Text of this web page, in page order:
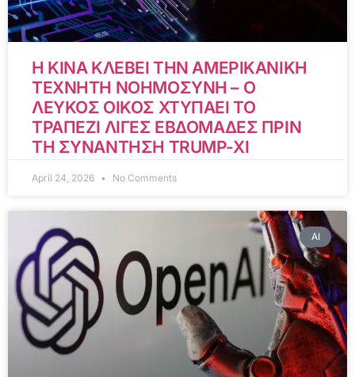
Η ΚΙΝΑ ΚΛΕΒΕΙ ΤΗΝ ΑΜΕΡΙΚΑΝΙΚΗ
ΤΕΧΝΗΤΗ ΝΟΗΜΟΣΥΝΗ – Ο
ΛΕΥΚΟΣ ΟΙΚΟΣ ΧΤΥΠΑΕΙ ΤΟ
ΤΡΑΠΕΖΙ ΛΙΓΕΣ ΕΒΔΟΜΑΔΕΣ ΠΡΙΝ
ΤΗ ΣΥΝΑΝΤΗΣΗ TRUMP-XI
April 24, 2026 No Comments
AI